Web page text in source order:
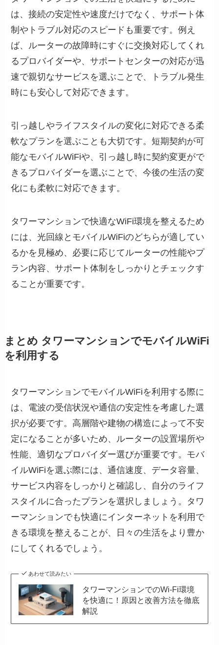
は、接続の安定性や速度だけでなく、サポート体
制やトラブル対応のスピードも重要です。例え
ば、ルーターの故障時にすぐに交換対応してくれ
るプロバイダーや、サポートセンターの対応が迅
速で親切なサービスを選ぶことで、トラブル発生
時にも安心して対応できます。
引っ越しやライフスタイルの変化に対応できる柔
軟なプランを選ぶことも大切です。短期契約が可
能なモバイルWiFiや、引っ越し時に契約変更がで
きるプロバイダーを選ぶことで、今後の生活の変
化にも柔軟に対応できます。
タワーマンションで快適なWiFi環境を整えるため
には、光回線とモバイルWiFiのどちらが適してい
るかを見極め、必要に応じてルーターの性能やプ
ラン内容、サポート体制をしっかりとチェックす
ることが重要です。
まとめ タワーマンションでモバイルWiFi
を利用する
タワーマンションでモバイルWiFiを利用する際に
は、電波の受信状況や通信の安定性を考慮した選
択が必要です。高層階や建物の構造によって不安
定になることが多いため、ルーターの設置場所や
性能、適切なプロバイダー選びが重要です。モバ
イルWiFiを選ぶ際には、通信速度、データ容量、
サービス内容をしっかりと確認し、自分のライフ
スタイルに合ったプランを選択しましょう。タワ
ーマンションでも快適にインターネットを利用で
きる環境を整えることが、日々の生活をより豊か
にしてくれるでしょう。
あわせて読みたい
タワーマンションでのWi-Fi環境
を快適に！原因と改善方法を徹底
解説